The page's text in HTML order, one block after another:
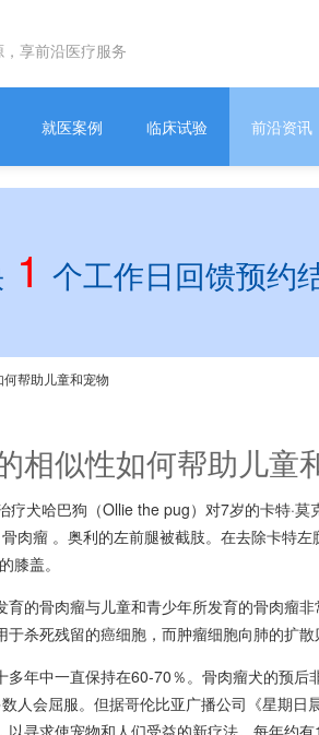
享前沿医疗服务
就医案例 临床试验 前沿资讯
1 个工作日回馈预约
帮助儿童和宠物
相似性如何帮助儿童
疗犬哈巴狗（Ollie the pug）对7岁的卡特·
骨肉瘤 。奥利的左前腿被截肢。在去除卡特
膝盖。
的骨肉瘤与儿童和青少年所发育的骨肉瘤
杀死残留的癌细胞，而肿瘤细胞向肺的扩散
年中一直保持在60-70％。骨肉瘤犬的预后
人会屈服。但据哥伦比亚广播公司《星期日
以寻求使宠物和人们受益的新疗法。每年约